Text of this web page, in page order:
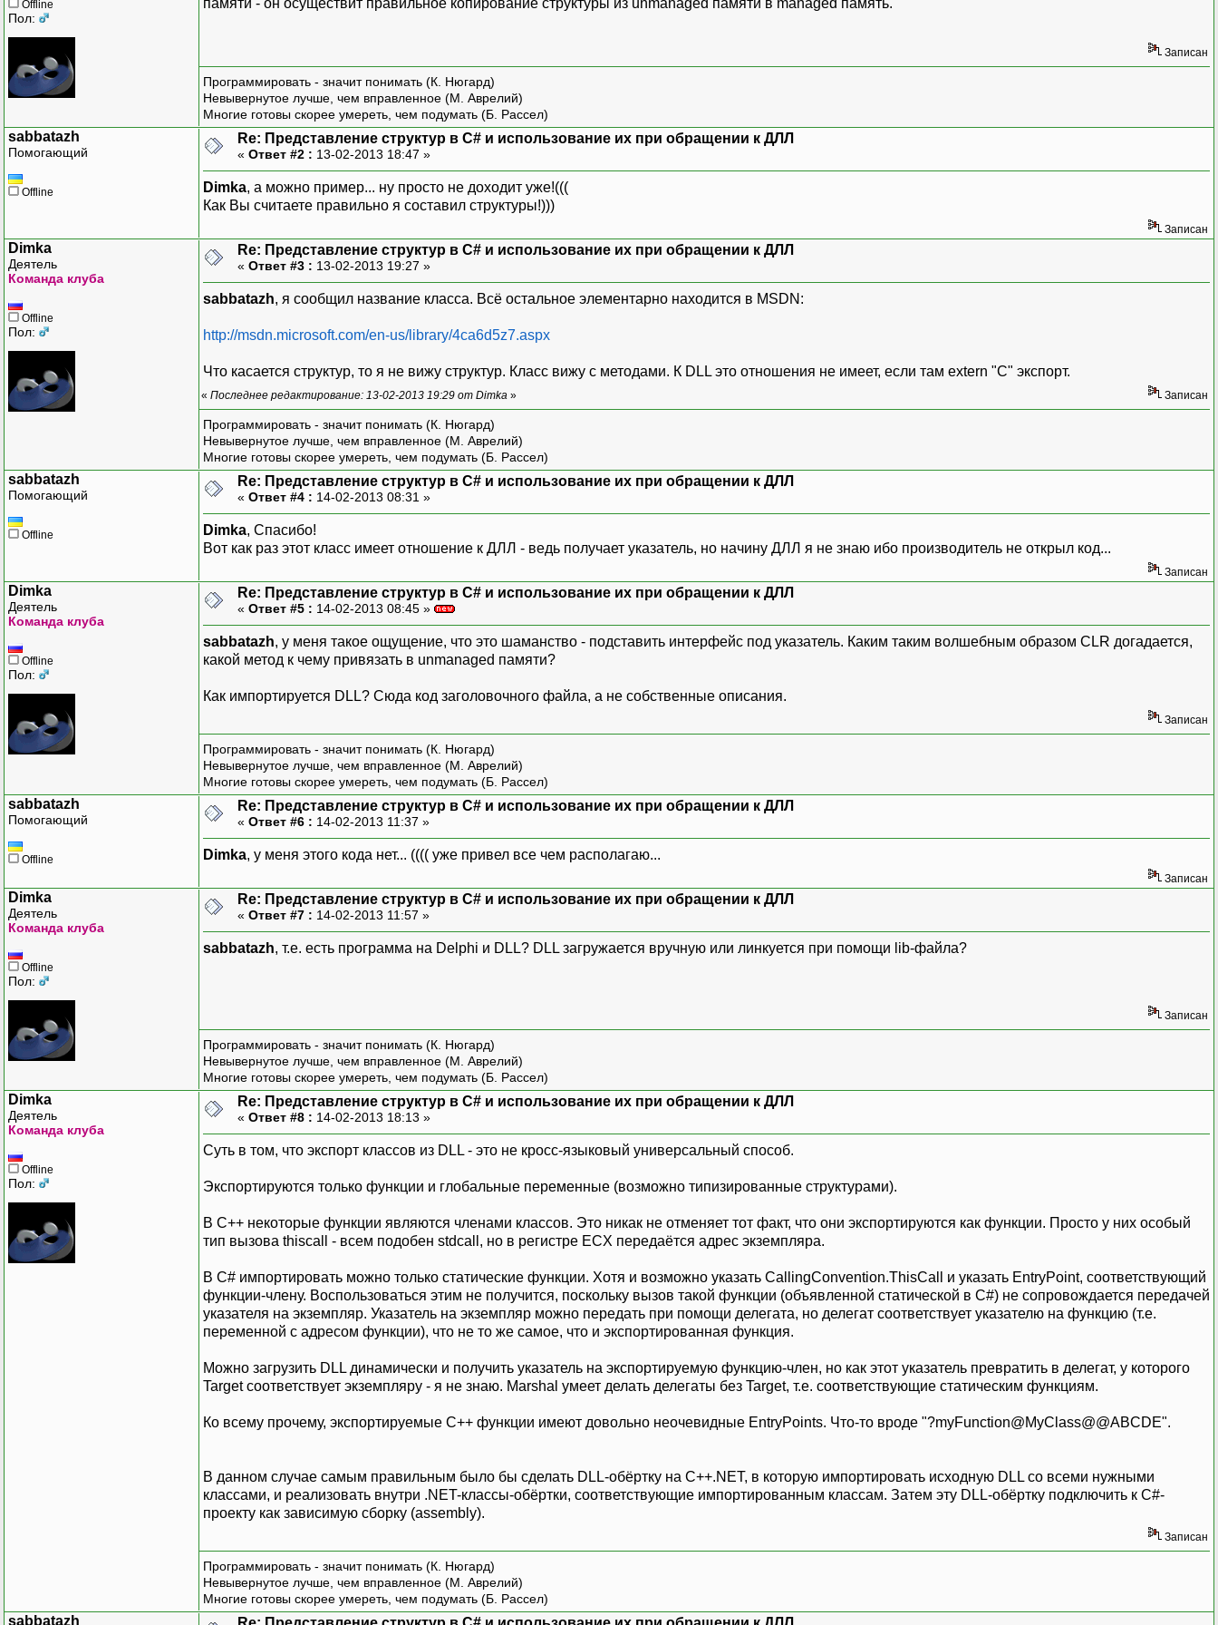
// функции для работы с ТТЛ линиями
public abstract boolTTL_OUT(ushortTtlOut);
// функции для работы с пользовательской информацией ППЗУ
public abstract boolENABLE_FLASH_WRITE
public abstract boolREAD_FLASH_ARRAY(refUSER_FLASH_E140 UserFlash
public abstract
// функции для работы со служебной информацией ППЗУ
public abstract boolGET_MODULE_DESCRIPTION
// функции для прямого досупа к микроконтроллеру
public abstract boolGetArray(ref byte_Buffer,ushortSize,ushortAddress);
public abstract boolPutArray( ref byte_Buffer, ushortSize,
Offline
Пол:
Записан
Программировать - значит понимать (К. Нюгард)
Невывернутое лучше, чем вправленное (М. Аврелий)
Многие готовы скорее умереть, чем подумать (Б. Рассел)
sabbatazh
Помогающий
Offline
Re: Представление структур в С# и использование их при обращении к ДЛЛ
« Ответ #2 : 13-02-2013 18:47 »
Dimka, а можно пример... ну просто не доходит уже!(((
Как Вы считаете правильно я составил структуры!)))
Записан
Dimka
Деятель
Команда клуба
Offline
Пол:
Re: Представление структур в С# и использование их при обращении к ДЛЛ
« Ответ #3 : 13-02-2013 19:27 »
sabbatazh, я сообщил название класса. Всё остальное элементарно находится в MSDN:
http://msdn.microsoft.com/en-us/library/4ca6d5z7.aspx
Что касается структур, то я не вижу структур. Класс вижу с методами. К DLL это отношения не имеет, если там extern "C" экспорт.
« Последнее редактирование: 13-02-2013 19:29 от Dimka » Записан
Программировать - значит понимать (К. Нюгард)
Невывернутое лучше, чем вправленное (М. Аврелий)
Многие готовы скорее умереть, чем подумать (Б. Рассел)
sabbatazh
Помогающий
Offline
Re: Представление структур в С# и использование их при обращении к ДЛЛ
« Ответ #4 : 14-02-2013 08:31 »
Dimka, Спасибо!
Вот как раз этот класс имеет отношение к ДЛЛ - ведь получает указатель, но начину ДЛЛ я не знаю ибо производитель не открыл код...
Записан
Dimka
Деятель
Команда клуба
Offline
Пол:
Re: Представление структур в С# и использование их при обращении к ДЛЛ
« Ответ #5 : 14-02-2013 08:45 »
sabbatazh, у меня такое ощущение, что это шаманство - подставить интерфейс под указатель. Каким таким волшебным образом CLR догадается,
какой метод к чему привязать в unmanaged памяти?
Как импортируется DLL? Сюда код заголовочного файла, а не собственные описания.
Записан
Программировать - значит понимать (К. Нюгард)
Невывернутое лучше, чем вправленное (М. Аврелий)
Многие готовы скорее умереть, чем подумать (Б. Рассел)
sabbatazh
Помогающий
Offline
Re: Представление структур в С# и использование их при обращении к ДЛЛ
« Ответ #6 : 14-02-2013 11:37 »
Dimka, у меня этого кода нет... (((( уже привел все чем располагаю...
Записан
Dimka
Деятель
Команда клуба
Offline
Пол:
Re: Представление структур в С# и использование их при обращении к ДЛЛ
« Ответ #7 : 14-02-2013 11:57 »
sabbatazh, т.е. есть программа на Delphi и DLL? DLL загружается вручную или линкуется при помощи lib-файла?
Записан
Программировать - значит понимать (К. Нюгард)
Невывернутое лучше, чем вправленное (М. Аврелий)
Многие готовы скорее умереть, чем подумать (Б. Рассел)
Dimka
Деятель
Команда клуба
Offline
Пол:
Re: Представление структур в С# и использование их при обращении к ДЛЛ
« Ответ #8 : 14-02-2013 18:13 »
Суть в том, что экспорт классов из DLL - это не кросс-языковый универсальный способ.
Экспортируются только функции и глобальные переменные (возможно типизированные структурами).
В C++ некоторые функции являются членами классов. Это никак не отменяет тот факт, что они экспортируются как функции. Просто у них особый
тип вызова thiscall - всем подобен stdcall, но в регистре ECX передаётся адрес экземпляра.
В C# импортировать можно только статические функции. Хотя и возможно указать CallingConvention.ThisCall и указать EntryPoint, соответствующий
функции-члену. Воспользоваться этим не получится, поскольку вызов такой функции (объявленной статической в C#) не сопровождается передачей
указателя на экземпляр. Указатель на экземпляр можно передать при помощи делегата, но делегат соответствует указателю на функцию (т.е.
переменной с адресом функции), что не то же самое, что и экспортированная функция.
Можно загрузить DLL динамически и получить указатель на экспортируемую функцию-член, но как этот указатель превратить в делегат, у которого
Target соответствует экземпляру - я не знаю. Marshal умеет делать делегаты без Target, т.е. соответствующие статическим функциям.
Ко всему прочему, экспортируемые C++ функции имеют довольно неочевидные EntryPoints. Что-то вроде "?myFunction@MyClass@@ABCDE".
В данном случае самым правильным было бы сделать DLL-обёртку на C++.NET, в которую импортировать исходную DLL со всеми нужными
классами, и реализовать внутри .NET-классы-обёртки, соответствующие импортированным классам. Затем эту DLL-обёртку подключить к C#-
проекту как зависимую сборку (assembly).
Записан
Программировать - значит понимать (К. Нюгард)
Невывернутое лучше, чем вправленное (М. Аврелий)
Многие готовы скорее умереть, чем подумать (Б. Рассел)
sabbatazh